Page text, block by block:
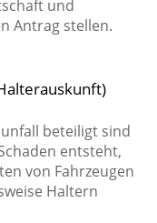
und
Antrag stellen.
beteiligt sind
entsteht,
von Fahrzeugen
Haltern